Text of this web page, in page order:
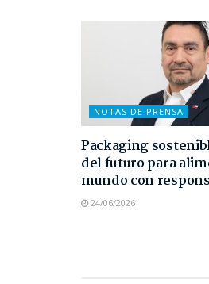
NOTAS DE PRENSA
Packaging
del futuro para
mundo con
24/06/2026